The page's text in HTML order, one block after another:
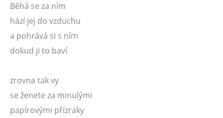
Běhá se za ním
hází jej do vzduchu
a pohrává si s ním
dokud ji to baví
zrovna tak vy
se ženete za minulými
papírovými přízraky